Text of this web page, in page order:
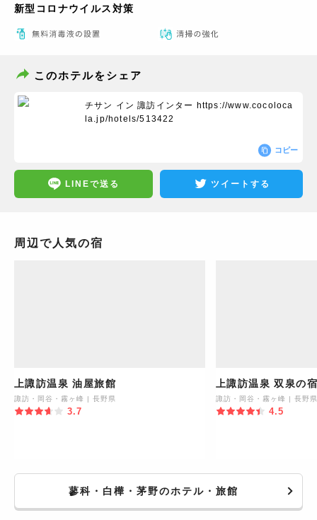
新型コロナウイルス対策
このホテルをシェア
チサン イン 諏訪インター https://www.cocoloca
la.jp/hotels/513422
コピー
LINEで送る ツイートする
周辺で人気の宿
上諏訪温泉 油屋旅館
諏訪・岡谷・霧ヶ峰 長野県
3.7
上諏訪温泉 双泉の
諏訪・岡谷・霧ヶ峰 長野県
4.5
蓼科・白樺・茅野のホテル・旅館